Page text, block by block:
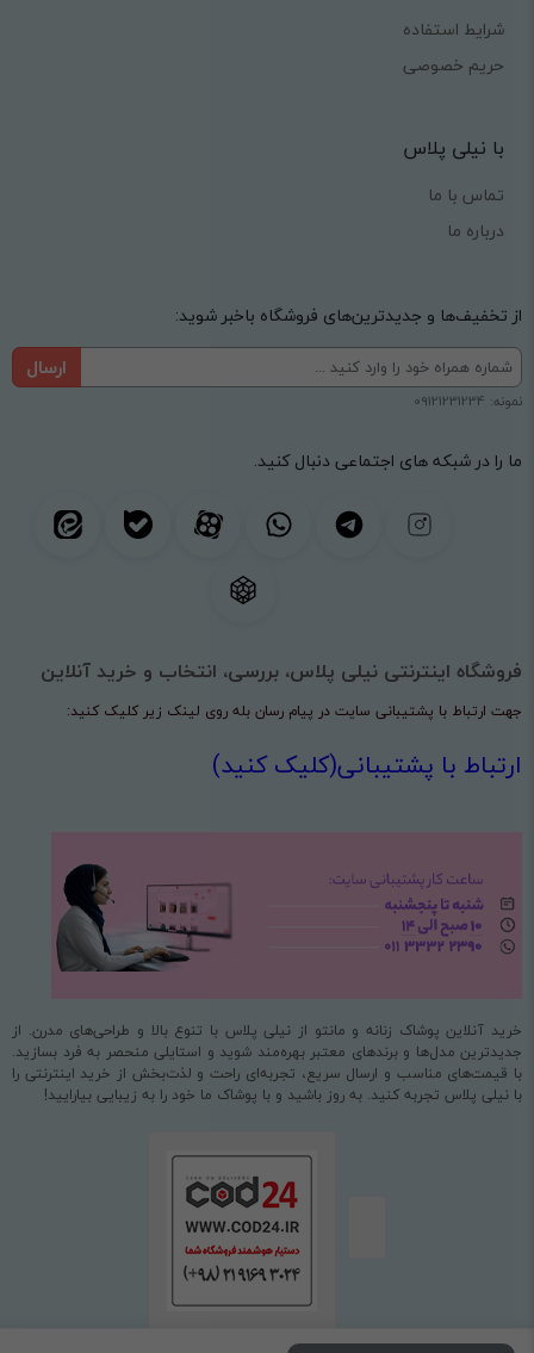
شرایط استفاده
حریم خصوصی
با نیلی پلاس
تماس با ما
درباره ما
از تخفیف‌ها و جدیدترین‌های فروشگاه باخبر شوید:
ارسال
نمونه: 09121231234
ما را در شبکه های اجتماعی دنبال کنید.
فروشگاه اینترنتی نیلی پلاس، بررسی، انتخاب و خرید آنلاین
جهت ارتباط با پشتیبانی سایت در پیام رسان بله روی لینک زیر کلیک کنید:
ارتباط با پشتیبانی(کلیک کنید)
خرید آنلاین پوشاک زنانه و مانتو از نیلی پلاس با تنوع بالا و طراحی‌های مدرن. از
جدیدترین مدل‌ها و برندهای معتبر بهره‌مند شوید و استایلی منحصر به فرد بسازید.
با قیمت‌های مناسب و ارسال سریع، تجربه‌ای راحت و لذت‌بخش از خرید اینترنتی را
با نیلی پلاس تجربه کنید. به روز باشید و با پوشاک ما خود را به زیبایی بیارایید!